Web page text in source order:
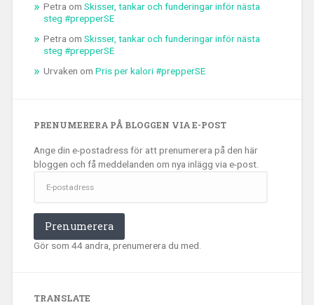
Petra om Skisser, tankar och funderingar inför nästa
steg #prepperSE
Petra om Skisser, tankar och funderingar inför nästa
steg #prepperSE
Urvaken om Pris per kalori #prepperSE
PRENUMERERA PÅ BLOGGEN VIA E-POST
Ange din e-postadress för att prenumerera på den här
bloggen och få meddelanden om nya inlägg via e-post.
postadress
Prenumerera
Gör som 44 andra, prenumerera du med.
TRANSLATE